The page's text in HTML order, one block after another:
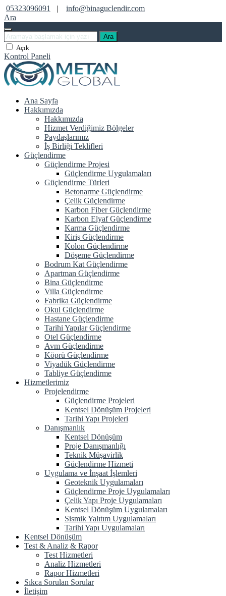
05323096091 |
info@binaguclendir.com
Ara
Ara
Açık
Kontrol Paneli
Ana Sayfa
Hakkımızda
Hakkımızda
Hizmet Verdiğimiz Bölgeler
Paydaşlarımız
İş Birliği Teklifleri
Güçlendirme
Güçlendirme Projesi
Güçlendirme Uygulamaları
Güçlendirme Türleri
Betonarme Güçlendirme
Çelik Güçlendirme
Karbon Fiber Güçlendirme
Karbon Elyaf Güçlendirme
Karma Güçlendirme
Kiriş Güçlendirme
Kolon Güçlendirme
Döşeme Güçlendirme
Bodrum Kat Güçlendirme
Apartman Güçlendirme
Bina Güçlendirme
Villa Güçlendirme
Fabrika Güçlendirme
Okul Güçlendirme
Hastane Güçlendirme
Tarihi Yapılar Güçlendirme
Otel Güçlendirme
Avm Güçlendirme
Köprü Güçlendirme
Viyadük Güçlendirme
Tabliye Güçlendirme
Hizmetlerimiz
Projelendirme
Güçlendirme Projeleri
Kentsel Dönüşüm Projeleri
Tarihi Yapı Projeleri
Danışmanlık
Kentsel Dönüşüm
Proje Danışmanlığı
Teknik Müşavirlik
Güçlendirme Hizmeti
Uygulama ve İnşaat İşlemleri
Geoteknik Uygulamaları
Güçlendirme Proje Uygulamaları
Çelik Yapı Proje Uygulamaları
Kentsel Dönüşüm Uygulamaları
Sismik Yalıtım Uygulamaları
Tarihi Yapı Uygulamaları
Kentsel Dönüşüm
Test & Analiz & Rapor
Test Hizmetleri
Analiz Hizmetleri
Rapor Hizmetleri
Sıkca Sorulan Sorular
İletişim